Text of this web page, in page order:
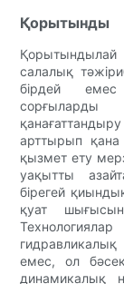
Қорытынды
Қорытындылай
салалық
бірдей емес
арттырып
қызмет ету
уақытты
бірегей
қуат
емес, ол
динамикалық